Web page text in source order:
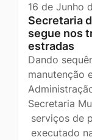
16 de Junho
Secretaria
segue nos
estradas
Dando
manutenção
Secretaria
serviços de
executado